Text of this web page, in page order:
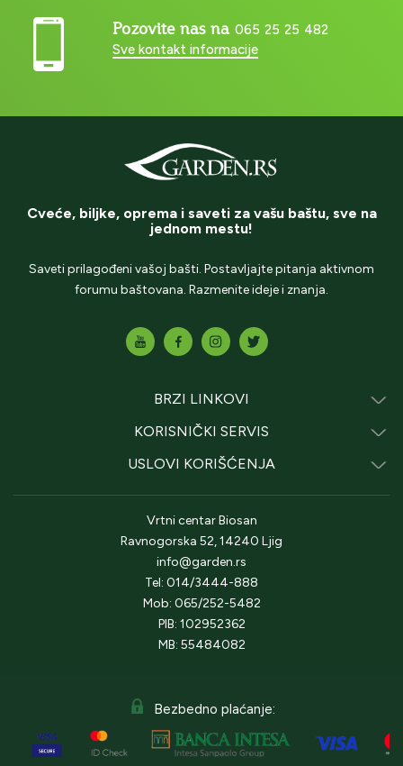
Pozovite nas na 065 25 25 482
Sve kontakt informacije
Cveće, biljke, oprema i saveti za vašu baštu, sve na
jednom mestu!
Saveti prilagođeni vašoj bašti. Postavljajte pitanja aktivnom
forumu baštovana. Razmenite ideje i znanja.
BRZI LINKOVI
KORISNIČKI SERVIS
USLOVI KORIŠĆENJA
Vrtni centar Biosan
Ravnogorska 52, 14240 Ljig
info@garden.rs
Tel: 014/3444-888
Mob: 065/252-5482
PIB: 102952362
MB: 55484082
Bezbedno plaćanje: